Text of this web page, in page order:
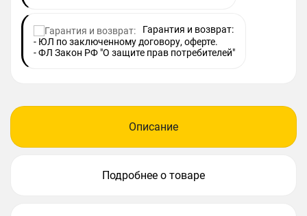
Гарантия и возврат:
- ЮЛ по заключенному договору, оферте.
- ФЛ Закон РФ "О защите прав потребителей"
Описание
Подробнее о товаре